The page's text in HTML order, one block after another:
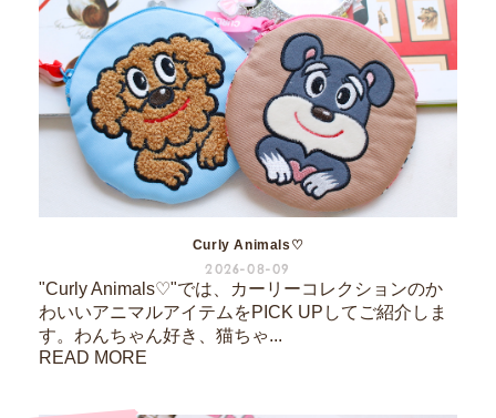
Curly Animals♡
2026-08-09
"Curly Animals♡"では、カーリーコレクションのか
わいいアニマルアイテムをPICK UPしてご紹介しま
す。わんちゃん好き、猫ちゃ...
READ MORE